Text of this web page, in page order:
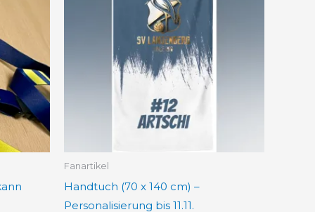
Fanartikel
Handtuch (70 x 140 cm) –
Personalisierung bis 11.11.
der